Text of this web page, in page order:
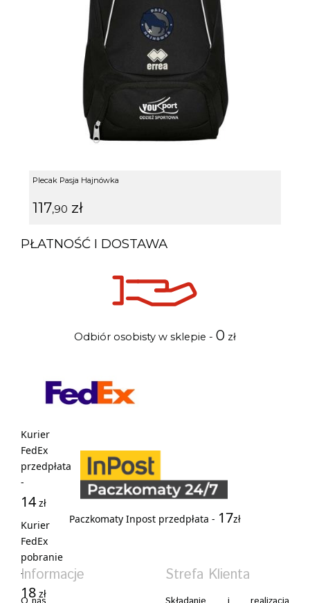
Plecak Pasja Hajnówka
117,90 zł
PŁATNOŚĆ I DOSTAWA
Odbiór osobisty w sklepie - 0 zł
Kurier
FedEx
przedpłata
-
14 zł
Kurier
FedEx
pobranie
-
18 zł
Paczkomaty Inpost przedpłata - 17zł
Informacje Strefa Klienta